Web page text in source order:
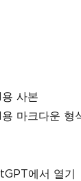
사본
마크다운 형
에서 열기